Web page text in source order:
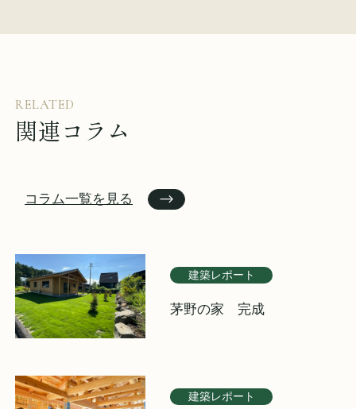
RELATED
関連コラム
コラム一覧を見る
建築レポート
茅野の家 完成
建築レポート